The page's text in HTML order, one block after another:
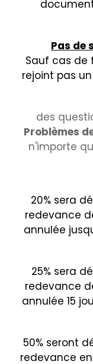
Pas de
Sauf cas de
rejoint pas
des
Problèmes
n'importe
20% sera
redevance
annulée
25% sera
redevance
annulée 15
50% seront
redevance